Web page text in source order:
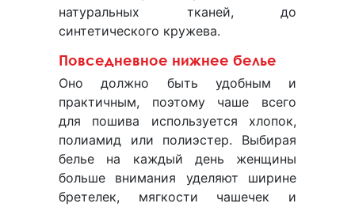
натуральных тканей, до
синтетического кружева.
Повседневное нижнее белье
Оно должно быть удобным и
практичным, поэтому чаше всего
для пошива используется хлопок,
полиамид или полиэстер. Выбирая
белье на каждый день женщины
больше внимания уделяют ширине
бретелек, мягкости чашечек и